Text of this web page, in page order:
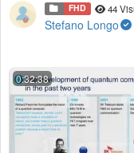
FHD 44
Stefano Longo
0:32:38